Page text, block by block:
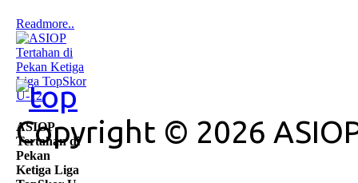
Readmore..
ASIOP
Tertahan di
Pekan
Ketiga Liga
Copyright © 2026